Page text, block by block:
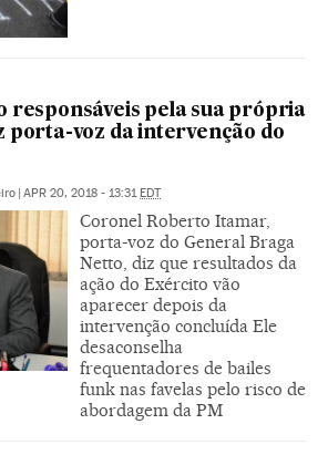
responsáveis pela sua própria
porta-voz da intervenção do
| APR 20, 2018 - 13:31EDT
Coronel Roberto Itamar,
porta-voz do General Braga
Netto, diz que resultados da
ação do Exército vão
aparecer depois da
intervenção concluída Ele
desaconselha
frequentadores de bailes
funk nas favelas pelo risco de
abordagem da PM